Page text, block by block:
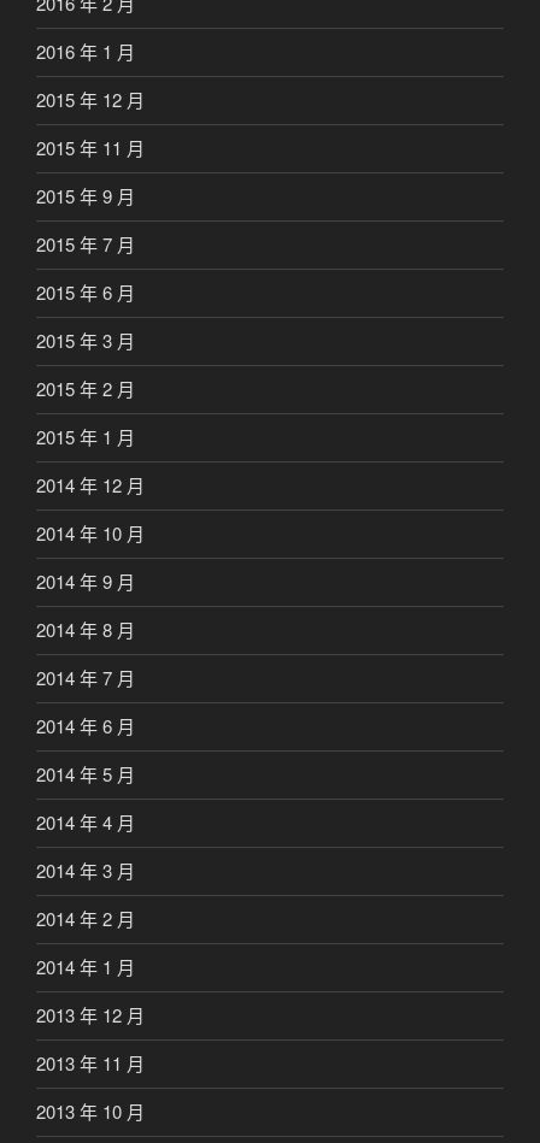
2016 年 1 月
2015 年 12 月
2015 年 11 月
2015 年 9 月
2015 年 7 月
2015 年 6 月
2015 年 3 月
2015 年 2 月
2015 年 1 月
2014 年 12 月
2014 年 10 月
2014 年 9 月
2014 年 8 月
2014 年 7 月
2014 年 6 月
2014 年 5 月
2014 年 4 月
2014 年 3 月
2014 年 2 月
2014 年 1 月
2013 年 12 月
2013 年 11 月
2013 年 10 月